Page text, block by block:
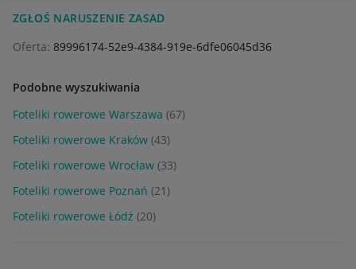
ZGŁOŚ NARUSZENIE ZASAD
Oferta: 89996174-52e9-4384-919e-6dfe06045d36
Podobne wyszukiwania
Foteliki rowerowe Warszawa (67)
Foteliki rowerowe Kraków (43)
Foteliki rowerowe Wrocław (33)
Foteliki rowerowe Poznań (21)
Foteliki rowerowe Łódź (20)